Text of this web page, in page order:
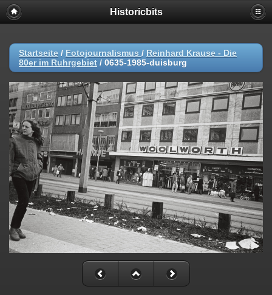
Historicbits
Startseite / Fotojournalismus / Reinhard Krause - Die
80er im Ruhrgebiet / 0635-1985-duisburg